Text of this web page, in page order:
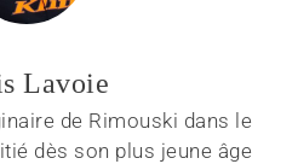
Lavoie
de Rimouski dans le
dès son plus jeune âge